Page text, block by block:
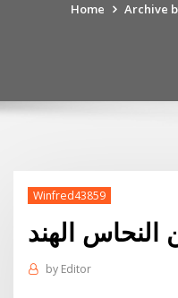
Home Archive
Winfred43859
النحاس الهند
by Editor